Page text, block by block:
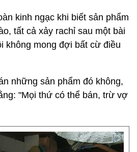
kinh ngạc khi biết sản phẩm
tất cả xảy rachỉ sau một bài
không mong đợi bất cừ điều
những sản phẩm đó không,
"Mọi thứ có thể bán, trừ vợ